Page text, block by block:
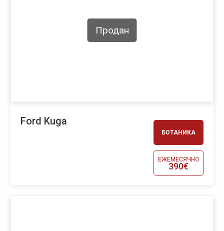
БОТАНИКА
ЕЖЕМЕСЯЧНО
390€
Продан
Ford Kuga